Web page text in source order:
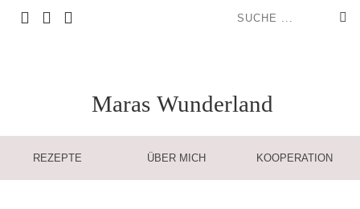
Maras Wunderland
REZEPTE ÜBER MICH KOOPERATION